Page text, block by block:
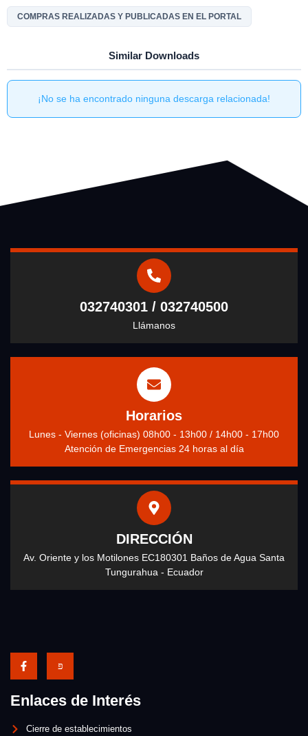
COMPRAS REALIZADAS Y PUBLICADAS EN EL PORTAL
Similar Downloads
¡No se ha encontrado ninguna descarga relacionada!
032740301 / 032740500
Llámanos
Horarios
Lunes - Viernes (oficinas) 08h00 - 13h00 / 14h00 - 17h00
Atención de Emergencias 24 horas al día
DIRECCIÓN
Av. Oriente y los Motilones EC180301 Baños de Agua Santa
Tungurahua - Ecuador
Enlaces de Interés
Cierre de establecimientos